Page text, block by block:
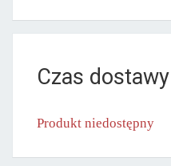
Czas dostawy
Produkt niedostępny